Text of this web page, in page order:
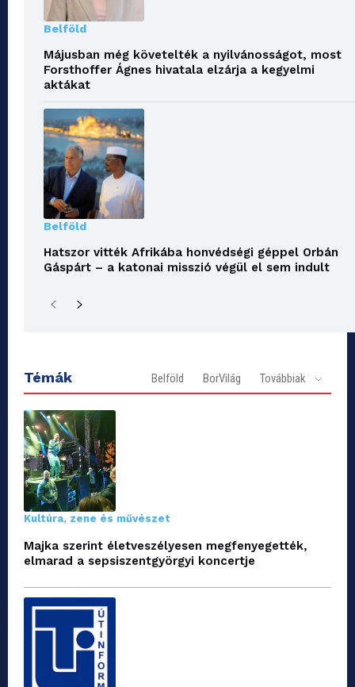
Belföld
Májusban még követelték a nyilvánosságot, most
Forsthoffer Ágnes hivatala elzárja a kegyelmi
aktákat
Belföld
Hatszor vitték Afrikába honvédségi géppel Orbán
Gáspárt – a katonai misszió végül el sem indult
Témák Belföld BorVilág Továbbiak
Kultúra, zene és művészet
Majka szerint életveszélyesen megfenyegették,
elmarad a sepsiszentgyörgyi koncertje